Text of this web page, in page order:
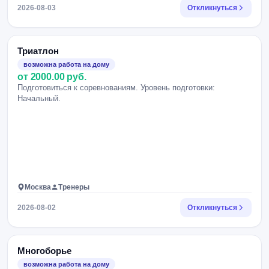
2026-08-03 Откликнуться
Триатлон
возможна работа на дому
от 2000.00 руб.
Подготовиться к соревнованиям. Уровень подготовки:
Начальный.
Москва Тренеры
2026-08-02 Откликнуться
Многоборье
возможна работа на дому